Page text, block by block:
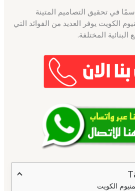
في تحقيق التصاميم المتينة
الكويت يوفر العديد من الفوائد التي
البنائية المختلفة.
الكويت